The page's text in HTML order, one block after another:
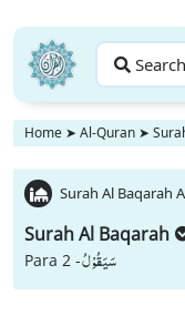
Search
Home ➤ Al-Quran ➤
Surah Al Baqarah
Surah Al Baqarah
Para 2 -سَیَقُوْلُ